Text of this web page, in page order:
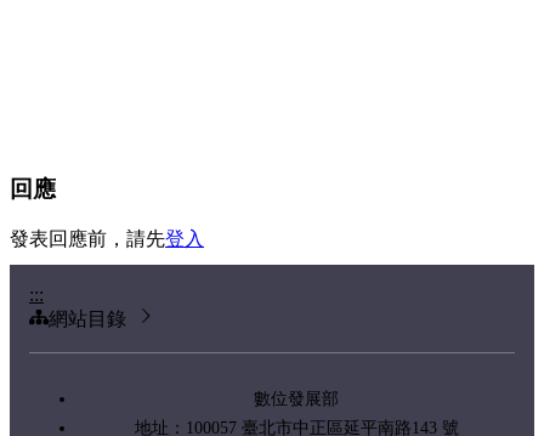
回應
發表回應前，請先登入
:::
網站目錄
數位發展部
地址：100057 臺北市中正區延平南路143 號